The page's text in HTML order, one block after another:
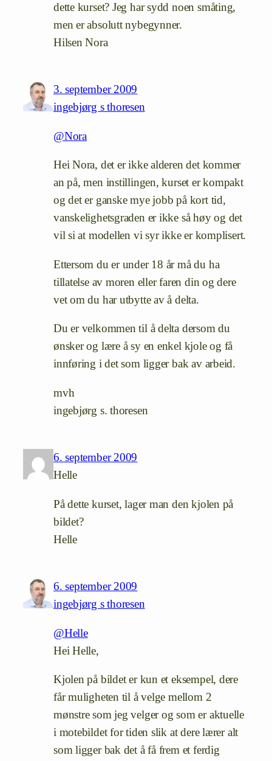
dette kurset? Jeg har sydd noen småting,
men er absolutt nybegynner.
Hilsen Nora
3. september 2009
ingebjørg s thoresen
@Nora
Hei Nora, det er ikke alderen det kommer
an på, men instillingen, kurset er kompakt
og det er ganske mye jobb på kort tid,
vanskelighetsgraden er ikke så høy og det
vil si at modellen vi syr ikke er komplisert.
Ettersom du er under 18 år må du ha
tillatelse av moren eller faren din og dere
vet om du har utbytte av å delta.
Du er velkommen til å delta dersom du
ønsker og lære å sy en enkel kjole og få
innføring i det som ligger bak av arbeid.
mvh
ingebjørg s. thoresen
6. september 2009
Helle
På dette kurset, lager man den kjolen på
bildet?
Helle
6. september 2009
ingebjørg s thoresen
@Helle
Hei Helle,
Kjolen på bildet er kun et eksempel, dere
får muligheten til å velge mellom 2
mønstre som jeg velger og som er aktuelle
i motebildet for tiden slik at dere lærer alt
som ligger bak det å få frem et ferdig